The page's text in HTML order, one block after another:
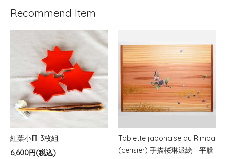
ステイトリーホームズ株式会社 〒662-0075 兵庫県西宮市南越木
TEL：050-1302-9790 （受付時間：平日11:00～17:00 ） MAIL：
fashiongoods-stores_2@shop.rakuten.co.jp
当社運営サイトは以下の店舗のみ
となります。
FashionGoodsStores（ファッショングッズストアーズ） 楽天
市場店
CEQUI（ミュージアムショップ数奇）
上記以外のサイトは当社運営サイトではございません。
Recommend Item
紅葉小皿 3枚組
6,600円(税込)
Tablette japonaise au Rimpa
(cerisier) 手描桜琳派絵 平膳